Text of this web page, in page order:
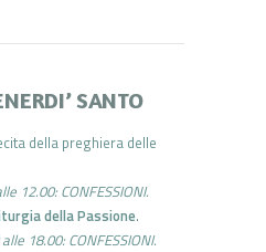
SANTO
della preghiera delle
CONFESSIONI.
della Passione.
18.00: CONFESSIONI.